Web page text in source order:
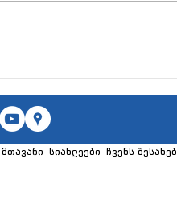
მთავარი სიახლეები ჩვენს შესახებ